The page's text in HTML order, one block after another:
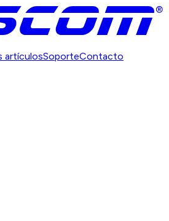
artículosSoporteContacto